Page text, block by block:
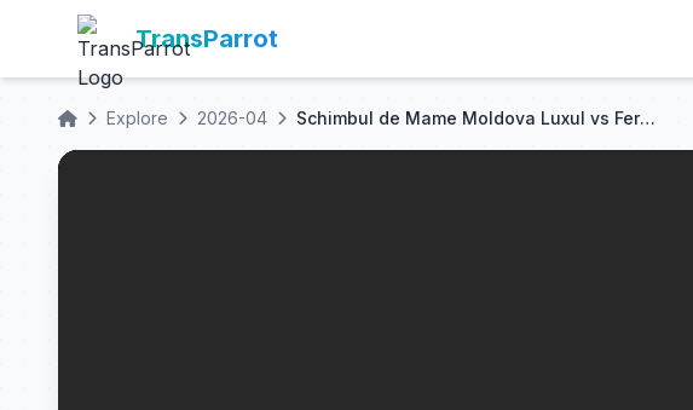
TransParrot
Explore 2026-04 Schimbul de Mame Moldova Luxul vs Ferma Rurala